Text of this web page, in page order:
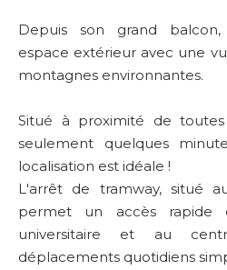
Depuis son grand
espace extérieur avec une
montagnes environnantes.
Situé à proximité de
seulement quelques
localisation est idéale !
L'arrêt de tramway, situé
permet un accès rapide
universitaire et au
déplacements quotidiens